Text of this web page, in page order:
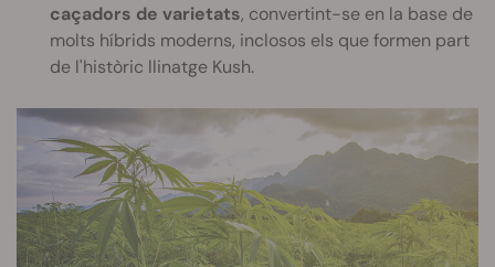
caçadors de varietats, convertint-se en la base de
molts híbrids moderns, inclosos els que formen part
de l'històric llinatge Kush.